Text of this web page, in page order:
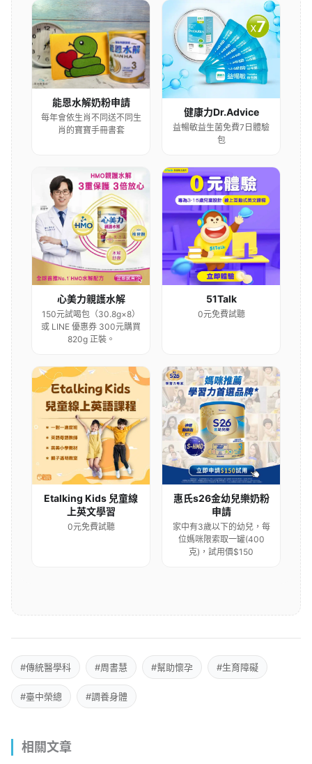
能恩水解奶粉申請
每年會依生肖不同送不同生
肖的寶寶手冊書套
健康力Dr.Advice
益暢敏益生菌免費7日體驗
包
心美力親護水解
150元試喝包（30.8g×8）
或 LINE 優惠券 300元購買
820g 正裝。
51Talk
0元免費試聽
Etalking Kids 兒童線
上英文學習
0元免費試聽
惠氏s26金幼兒樂奶粉
申請
家中有3歲以下的幼兒，每
位媽咪限索取一罐(400
克)，試用價$150
#傳統醫學科 #周書慧 #幫助懷孕 #生育障礙
#臺中榮總 #調養身體
相關文章